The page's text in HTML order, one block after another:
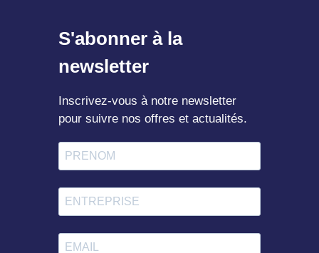
S'abonner à la
newsletter
Inscrivez-vous à notre newsletter
pour suivre nos offres et actualités.